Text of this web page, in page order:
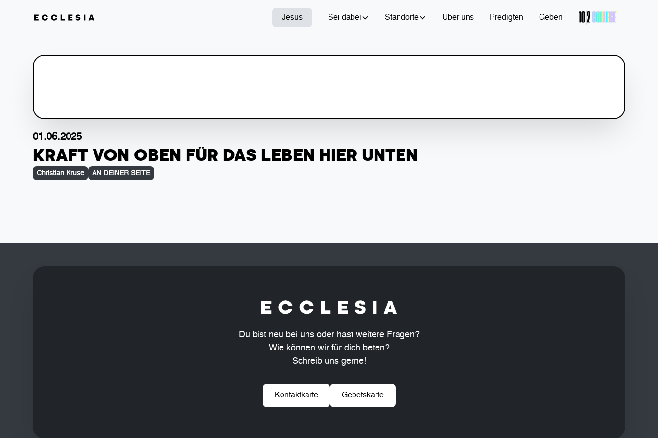
Jesus Sei dabei Standorte Über uns Predigten Geben
01.06.2025
KRAFT VON OBEN FÜR DAS LEBEN HIER UNTEN
Christian Kruse AN DEINER SEITE
Du bist neu bei uns oder hast weitere Fragen?
Wie können wir für dich beten?
Schreib uns gerne!
Kontaktkarte Gebetskarte